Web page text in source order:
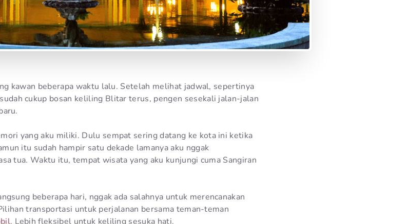
kawan beberapa waktu lalu. Setelah melihat jadwal, sepertinya
cukup bosan keliling Blitar terus, pengen sesekali jalan-jalan
yang aku miliki. Dulu sempat sering datang ke kota ini ketika
itu sudah hampir satu dekade lamanya aku nggak
tua. Waktu itu, tempat wisata yang aku kunjungi cuma Sangiran
beberapa hari, nggak ada salahnya untuk merencanakan
transportasi untuk perjalanan bersama teman-teman
. Lebih fleksibel untuk keliling sesuka hati.